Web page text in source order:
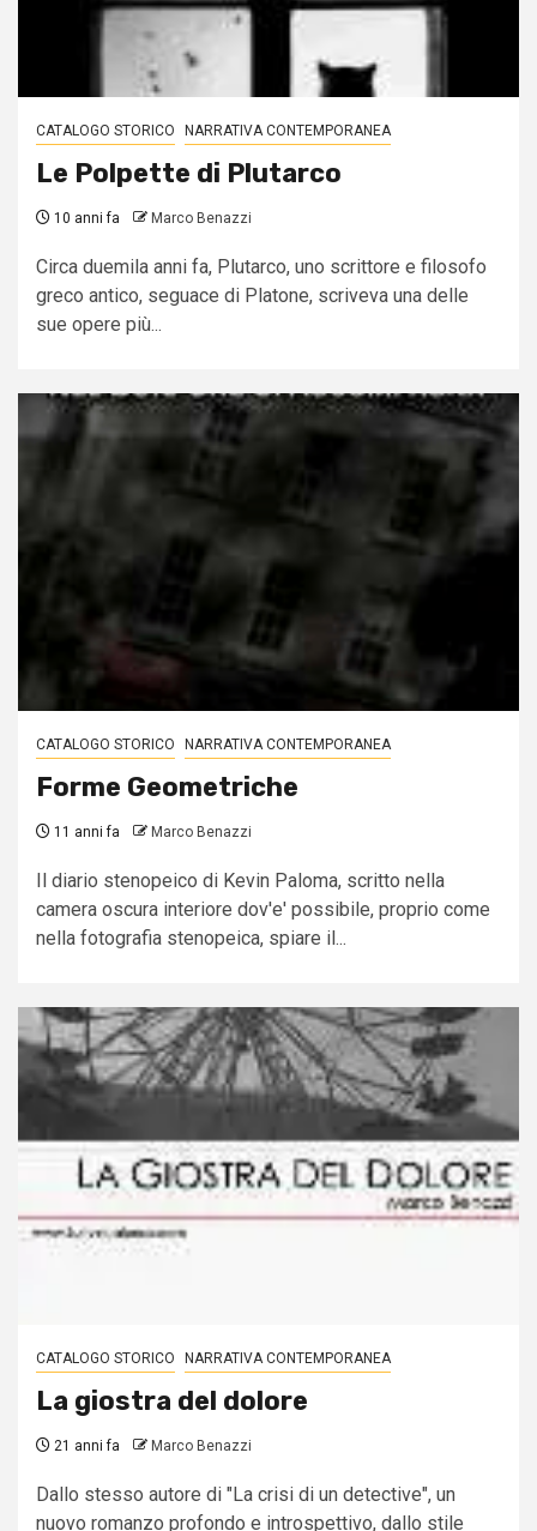
CATALOGO STORICO NARRATIVA CONTEMPORANEA
Le Polpette di Plutarco
10 anni fa Marco Benazzi
Circa duemila anni fa, Plutarco, uno scrittore e filosofo
greco antico, seguace di Platone, scriveva una delle
sue opere più...
CATALOGO STORICO NARRATIVA CONTEMPORANEA
Forme Geometriche
11 anni fa Marco Benazzi
Il diario stenopeico di Kevin Paloma, scritto nella
camera oscura interiore dov'e' possibile, proprio come
nella fotografia stenopeica, spiare il...
CATALOGO STORICO NARRATIVA CONTEMPORANEA
La giostra del dolore
21 anni fa Marco Benazzi
Dallo stesso autore di "La crisi di un detective", un
nuovo romanzo profondo e introspettivo, dallo stile